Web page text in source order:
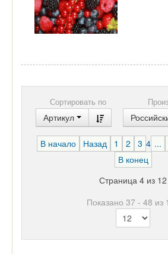
Сортировать по
Артикул
В начало Назад 1 2 3 4 ...
В конец
Страница 4 из 12
Показано 37 - 48 из